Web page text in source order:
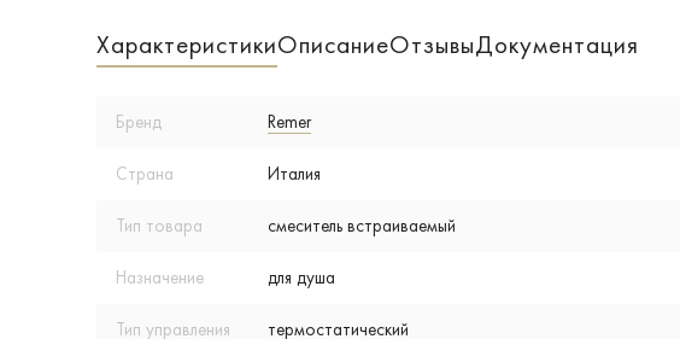
ХарактеристикиОписаниеОтзывыДокументация
Бренд Remer
Страна Италия
Тип товара смеситель встраиваемый
Назначение для душа
Тип управления термостатический